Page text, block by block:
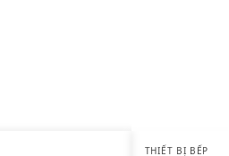
THIẾT BỊ BẾP